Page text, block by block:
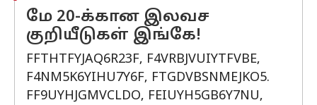
மே 20-க்கான இலவச
குறியீடுகள் இங்கே!
FFTHTFYJAQ6R23F, F4VRBJVUIYTFVBE,
F4NM5K6YIHU7Y6F, FTGDVBSNMEJKO5.
FF9UYHJGMVCLDO, FEIUYH5GB6Y7NU,